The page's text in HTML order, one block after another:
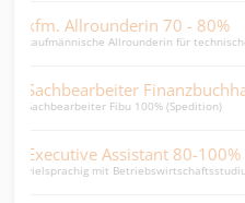
Betriebe